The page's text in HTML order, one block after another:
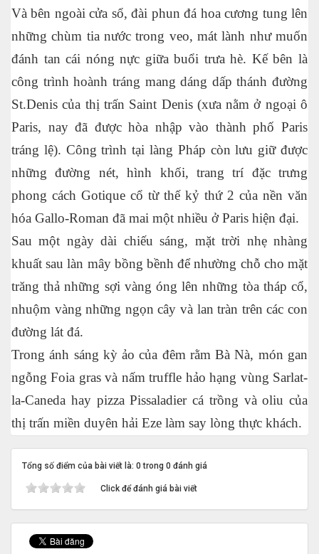
Và bên ngoài cửa sổ, đài phun đá hoa cương tung lên
những chùm tia nước trong veo, mát lành như muốn
đánh tan cái nóng nực giữa buổi trưa hè. Kế bên là
công trình hoành tráng mang dáng dấp thánh đường
St.Denis của thị trấn Saint Denis (xưa nằm ở ngoại ô
Paris, nay đã được hòa nhập vào thành phố Paris
tráng lệ). Công trình tại làng Pháp còn lưu giữ được
những đường nét, hình khối, trang trí đặc trưng
phong cách Gotique cổ từ thế kỷ thứ 2 của nền văn
hóa Gallo-Roman đã mai một nhiều ở Paris hiện đại.
Sau một ngày dài chiếu sáng, mặt trời nhẹ nhàng
khuất sau làn mây bồng bềnh để nhường chỗ cho mặt
trăng thả những sợi vàng óng lên những tòa tháp cổ,
nhuộm vàng những ngọn cây và lan tràn trên các con
đường lát đá.
Trong ánh sáng kỳ ảo của đêm rằm Bà Nà, món gan
ngỗng Foia gras và nấm truffle hảo hạng vùng Sarlat-
la-Caneda hay pizza Pissaladier cá trồng và oliu của
thị trấn miền duyên hải Eze làm say lòng thực khách.
Tổng số điểm của bài viết là: 0 trong 0 đánh giá
Click để đánh giá bài viết